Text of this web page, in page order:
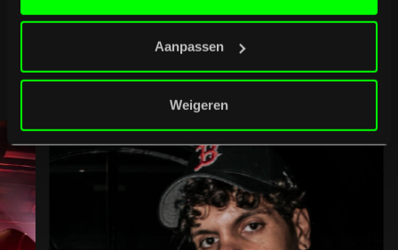
Aanpassen
Weigeren
Burger tipt
Bekijk volledig programma